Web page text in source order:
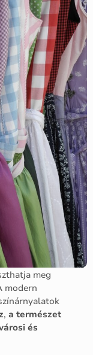
meg
modern
,a természet
és